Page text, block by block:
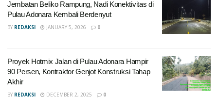
Jembatan Beliko Rampung, Nadi Konektivitas di
Pulau Adonara Kembali Berdenyut
BY REDAKSI JANUARY 5, 2026 0
Proyek Hotmix Jalan di Pulau Adonara Hampir
90 Persen, Kontraktor Genjot Konstruksi Tahap
Akhir
BY REDAKSI DECEMBER 2, 2025 0